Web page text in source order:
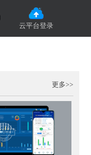
云平台登录
更多>>